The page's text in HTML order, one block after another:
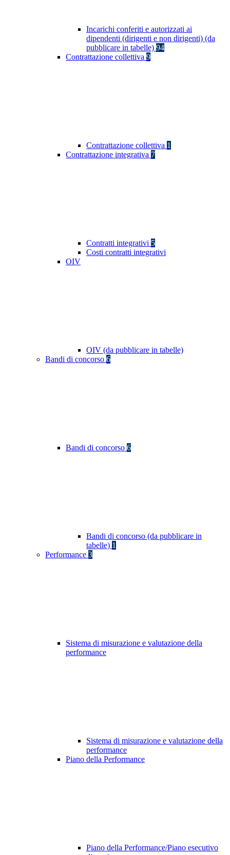
Incarichi conferiti e autorizzati ai
dipendenti (dirigenti e non dirigenti) (da
pubblicare in tabelle) 94
Contrattazione collettiva 9
Contrattazione collettiva 1
Contrattazione integrativa 7
Contratti integrativi 5
Costi contratti integrativi
OIV
OIV (da pubblicare in tabelle)
Bandi di concorso 6
Bandi di concorso 6
Bandi di concorso (da pubblicare in
tabelle) 1
Performance 3
Sistema di misurazione e valutazione della
performance
Sistema di misurazione e valutazione della
performance
Piano della Performance
Piano della Performance/Piano esecutivo